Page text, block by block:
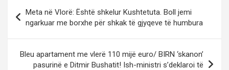
s
Meta në Vlorë: Është shkelur Kushtetuta. Boll jemi
ngarkuar me borxhe për shkak të gjyqeve të humbura
Bleu apartament me vlerë 110 mijë euro/ BIRN ‘skanon’
pasurinë e Ditmir Bushatit! Ish-ministri s’deklaroi të